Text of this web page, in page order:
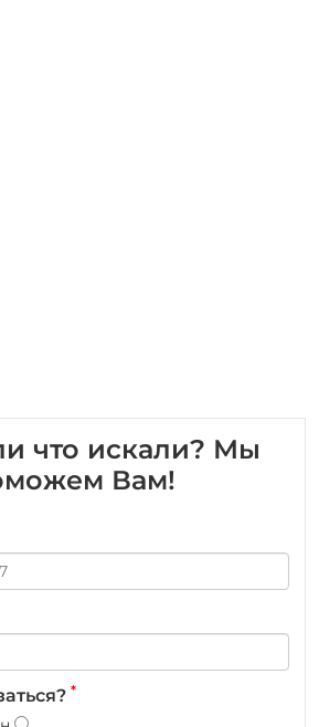
что искали? Мы
Вам!
*